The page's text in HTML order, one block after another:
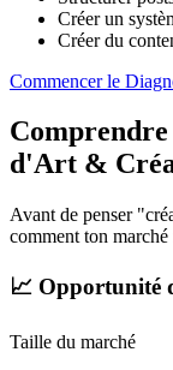
Créer un
Créer du
Commencer le
d'Art &
Avant de penser
comment ton
📈 Opportunité
Taille du marché